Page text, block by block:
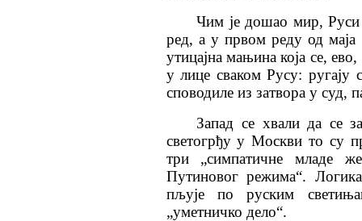
Чим је дошао мир, Руси
ред, а у првом реду од
утицајна мањина која се,
у лице сваком Русу: ругају
споводиле из затвора у суд,
Запад се хвали да се
светогрђу у Москви то су
три „симпатичне младе
Путиновог режима“.
пљује по руским
„уметничко дело“.